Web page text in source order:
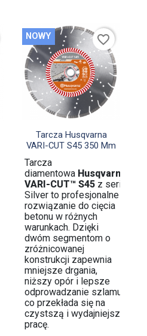
Szybki podgląd
Tarcza Husqvarna
VARI-CUT S45 350 Mm
Tarcza
diamentowa Husqvarna
VARI-CUT™ S45z serii
Silver to profesjonalne
rozwiązanie do cięcia
betonu w różnych
warunkach. Dzięki
dwóm segmentom o
zróżnicowanej
konstrukcji zapewnia
mniejsze drgania,
niższy opór i lepsze
odprowadzanie szlamu,
co przekłada się na
czystszą i wydajniejszą
pracę.
NOWY favorite_border